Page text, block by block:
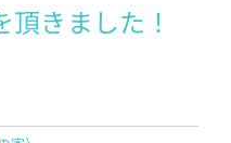
きました！